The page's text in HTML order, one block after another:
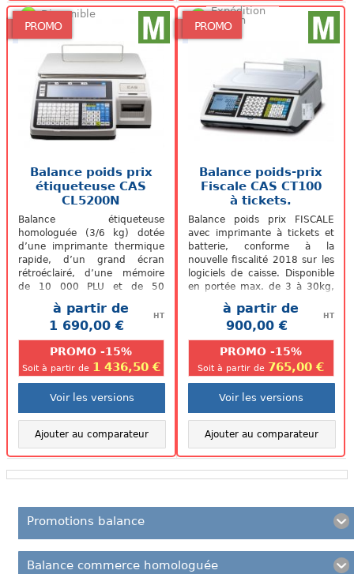
PROMO
Disponible
Balance poids prix
étiqueteuse CAS
CL5200N
Balance étiqueteuse
homologuée (3/6 kg) dotée
d’une imprimante thermique
rapide, d’un grand écran
rétroéclairé, d’une mémoire
de 10 000 PLU et de 50
formats d’étiquettes
configurables. Idéale pour...
à partir de
1 690,00 €
HT
PROMO -15%
Soit à partir de 1 436,50 €
Voir les versions
Ajouter au comparateur
PROMO
Expédition
48/72h
Balance poids-prix
Fiscale CAS CT100
à tickets,
fiscalité...
Balance poids prix FISCALE
avec imprimante à tickets et
batterie, conforme à la
nouvelle fiscalité 2018 sur les
logiciels de caisse. Disponible
en portée max. de 3 à 30kg,
précision de 1 à 10 g,...
à partir de
900,00 €
HT
PROMO -15%
Soit à partir de 765,00 €
Voir les versions
Ajouter au comparateur
Promotions balance
Balance commerce homologuée